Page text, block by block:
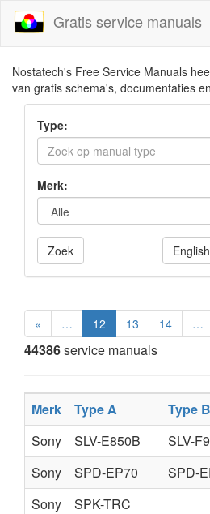
Gratis service manuals
Nostatech's Free Service Manuals
van gratis schema's, documentaties
Type:
Merk:
Zoek English
« … 12 13 14 …
44386service manuals
Merk Type A Type B
Sony
SLV-E850B SLV-
Sony
SPD-EP70
SPD-
Sony
SPK-TRC